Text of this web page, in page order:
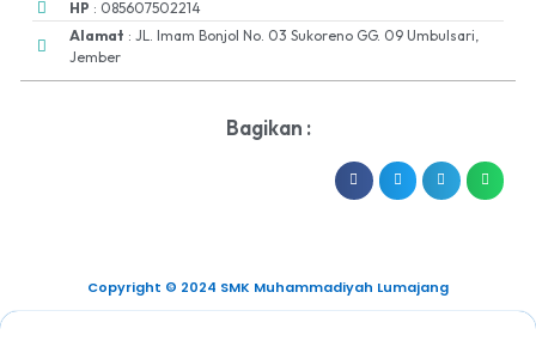
HP : 085607502214
Alamat : JL. Imam Bonjol No. 03 Sukoreno GG. 09 Umbulsari,
Jember
Bagikan :
Copyright © 2024 SMK Muhammadiyah Lumajang